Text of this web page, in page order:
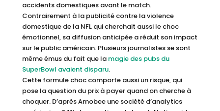
accidents domestiques avant le match.
Contrairement à la publicité contre la violence
domestique de la NFL qui cherchait aussi le choc
émotionnel, sa diffusion anticipée a réduit son impact
sur le public américain. Plusieurs journalistes se sont
même émus du fait que la magie des pubs du
SuperBowl avaient disparu.
Cette formule choc comporte aussi un risque, qui
pose la question du prix à payer quand on cherche à
choquer. D’après Amobee une société d’analytics